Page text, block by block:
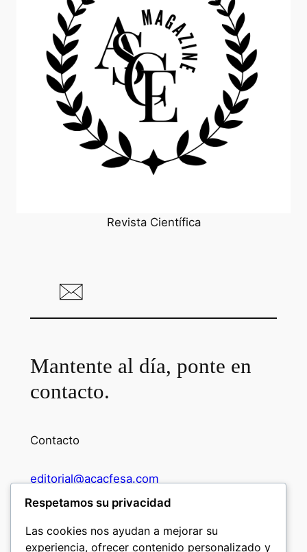
Revista Científica
Mantente al día, ponte en
contacto.
Contacto
editorial@acacfesa.com
Respetamos su privacidad
Las cookies nos ayudan a mejorar su
experiencia, ofrecer contenido personalizado y